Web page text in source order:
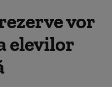
vor
elevilor